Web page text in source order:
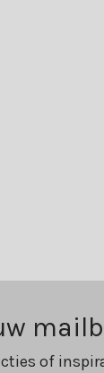
of